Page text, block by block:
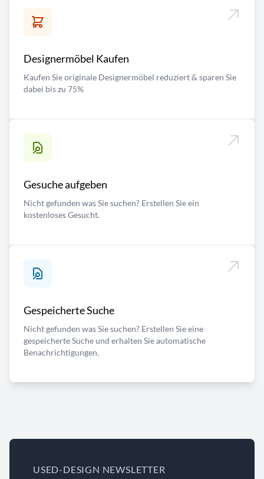
Designermöbel Kaufen
Kaufen Sie originale Designermöbel reduziert & sparen Sie
dabei bis zu 75%
Gesuche aufgeben
Nicht gefunden was Sie suchen? Erstellen Sie ein
kostenloses Gesucht.
Gespeicherte Suche
Nicht gefunden was Sie suchen? Erstellen Sie eine
gespeicherte Suche und erhalten Sie automatische
Benachrichtigungen.
USED-DESIGN NEWSLETTER